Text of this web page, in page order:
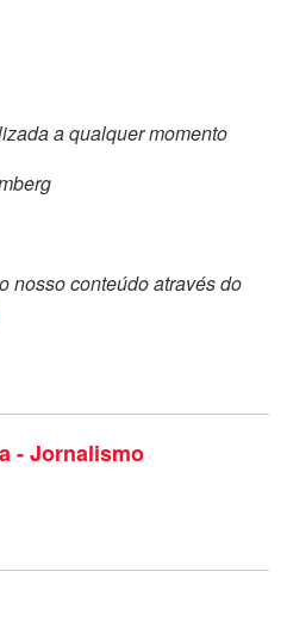
a qualquer momento
nosso conteúdo através do
- Jornalismo